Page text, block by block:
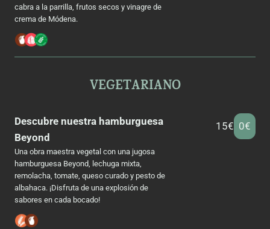
cabra a la parrilla, frutos secos y vinagre de
crema de Módena.
VEGETARIANO
Descubre nuestra hamburguesa
Beyond
Una obra maestra vegetal con una jugosa
hamburguesa Beyond, lechuga mixta,
remolacha, tomate, queso curado y pesto de
albahaca. ¡Disfruta de una explosión de
sabores en cada bocado!
15€ 0€